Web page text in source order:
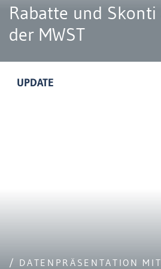
Rabatte und Skonti
der MWST
UPDATE
/ DATENPRÄSENTATION